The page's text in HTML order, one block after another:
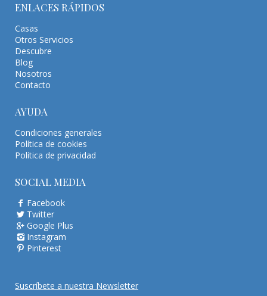
ENLACES RÁPIDOS
Casas
Otros Servicios
Descubre
Blog
Nosotros
Contacto
AYUDA
Condiciones generales
Política de cookies
Política de privacidad
SOCIAL MEDIA
Facebook
Twitter
Google Plus
Instagram
Pinterest
Suscríbete a nuestra Newsletter